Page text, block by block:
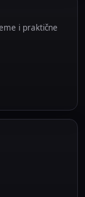
i praktične